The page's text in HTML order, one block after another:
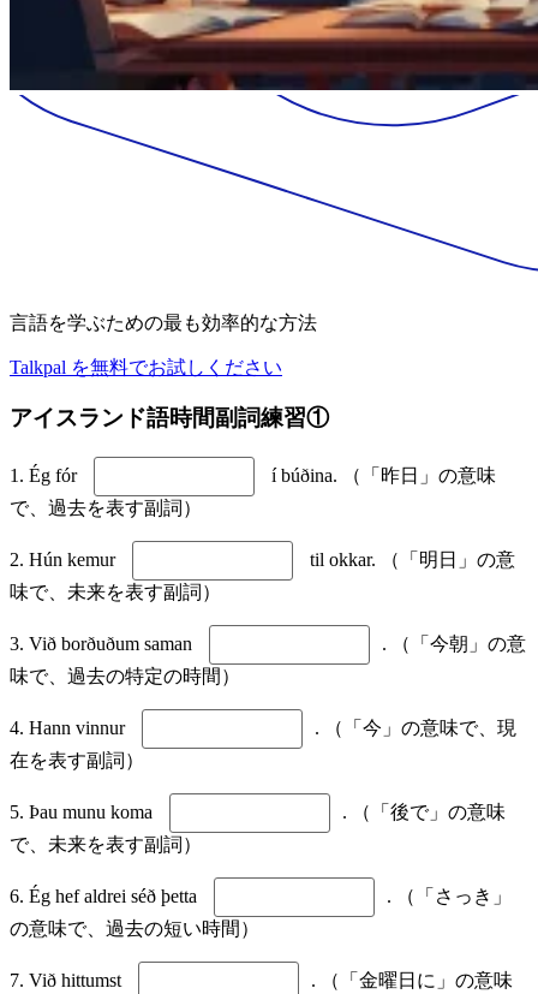
言語を学ぶための最も効率的な方法
Talkpal を無料でお試しください
アイスランド語時間副詞練習①
1. Ég fór
í búðina. （「昨日」の意味
で、過去を表す副詞）
2. Hún kemur
til okkar. （「明日」の意
味で、未来を表す副詞）
3. Við borðuðum saman
. （「今朝」の意
味で、過去の特定の時間）
4. Hann vinnur
. （「今」の意味で、現
在を表す副詞）
5. Þau munu koma
. （「後で」の意味
で、未来を表す副詞）
6. Ég hef aldrei séð þetta
. （「さっき」
の意味で、過去の短い時間）
7. Við hittumst
. （「金曜日に」の意味